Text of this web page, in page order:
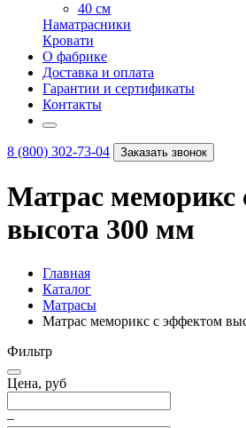
40 см
Наматрасники
Кровати
О фабрике
Доставка и оплата
Гарантии и сертификаты
Контакты
8 (800) 302-73-04 Заказать звонок
Матрас меморикс
высота 300 мм
Главная
Каталог
Матрасы
Матрас меморикс с эффектом
Фильтр
Цена, руб
–